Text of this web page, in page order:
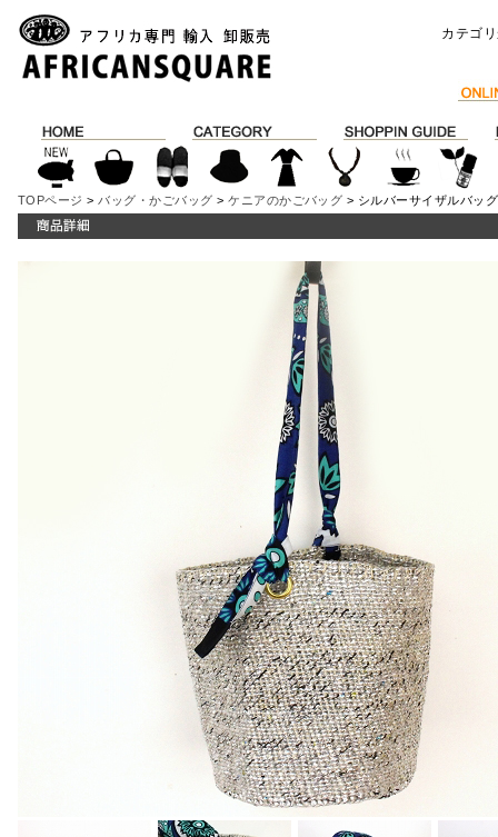
カテゴ
TOPページ > バッグ・かごバッグ >ケニアのかごバッグ > シルバーサイザルバッ